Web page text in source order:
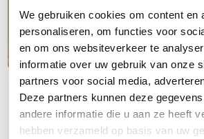
We gebruiken cookies om content en
personaliseren, om functies voor
en om ons websiteverkeer te
informatie over uw gebruik van onze
partners voor social media,
Deze partners kunnen deze
andere informatie die u aan ze heeft
hebben verzameld op basis van uw
OVER DIT PRODUCT
Veelgestelde vragen